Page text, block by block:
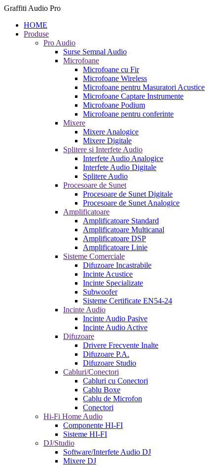
Graffiti Audio Pro
HOME
Produse
Pro Audio
Surse Semnal Audio
Microfoane
Microfoane cu Fir
Microfoane Wireless
Microfoane pentru Masuratori Acustice
Microfoane Captare Instrumente
Microfoane Podium
Microfoane pentru conferinte
Mixere
Mixere Analogice
Mixere Digitale
Splitere si Interfete Audio
Interfete Audio Analogice
Interfete Audio Digitale
Splitere Audio
Procesoare de Sunet
Procesoare de Sunet Digitale
Procesoare de Sunet Analogice
Amplificatoare
Amplificatoare Standard
Amplificatoare Multicanal
Amplificatoare DSP
Amplificatoare Linie
Sisteme Comerciale
Difuzoare Incastrabile
Incinte Acustice
Incinte Specializate
Subwoofer
Sisteme Certificate EN54-24
Incinte Audio
Incinte Audio Pasive
Incinte Audio Active
Difuzoare
Drivere Frecvente Inalte
Difuzoare P.A.
Difuzoare Studio
Cabluri/Conectori
Cabluri cu Conectori
Cablu Boxe
Cablu de Microfon
Conectori
Hi-Fi Home Audio
Componente HI-FI
Sisteme HI-FI
DJ/Studio
Software/Interfete Audio DJ
Mixere DJ